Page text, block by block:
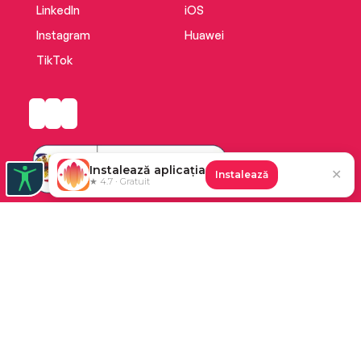
LinkedIn
Instagram
TikTok
iOS
Huawei
Instalează aplicația
★ 4.7 · Gratuit
Instalează ✕